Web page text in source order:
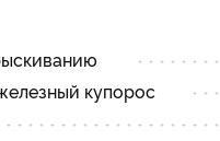
купорос